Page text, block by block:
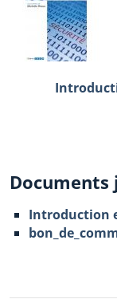
Documents
Introduction